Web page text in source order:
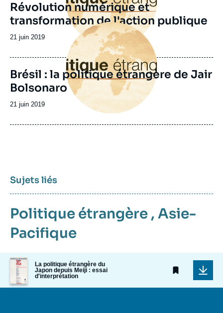
Révolution numérique et
transformation de l'action publique
Date
publication
21 juin 2019
Image
principale
Brésil : la politique étrangère de Jair
Bolsonaro
Date
publication
21 juin 2019
Sujets liés
Politique étrangère , Asie-
Pacifique
Image
de
couverture
de
La politique étrangère du
Japon depuis Meiji : essai
d'interprétation